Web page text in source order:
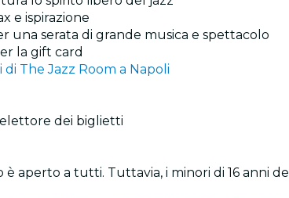
e ispirazione
una serata di grande musica e spettacolo
la gift card
The Jazz Room a Napoli
dei biglietti
è aperto a tutti. Tuttavia, i minori di 16 anni